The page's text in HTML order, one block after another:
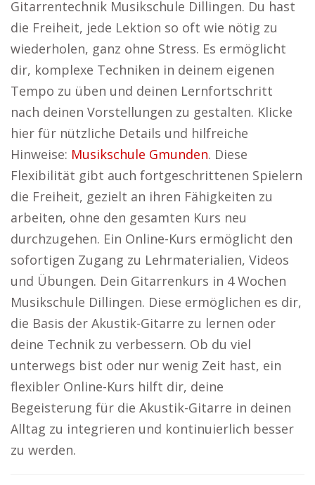
Gitarrentechnik Musikschule Dillingen. Du hast
die Freiheit, jede Lektion so oft wie nötig zu
wiederholen, ganz ohne Stress. Es ermöglicht
dir, komplexe Techniken in deinem eigenen
Tempo zu üben und deinen Lernfortschritt
nach deinen Vorstellungen zu gestalten. Klicke
hier für nützliche Details und hilfreiche
Hinweise: Musikschule Gmunden. Diese
Flexibilität gibt auch fortgeschrittenen Spielern
die Freiheit, gezielt an ihren Fähigkeiten zu
arbeiten, ohne den gesamten Kurs neu
durchzugehen. Ein Online-Kurs ermöglicht den
sofortigen Zugang zu Lehrmaterialien, Videos
und Übungen. Dein Gitarrenkurs in 4 Wochen
Musikschule Dillingen. Diese ermöglichen es dir,
die Basis der Akustik-Gitarre zu lernen oder
deine Technik zu verbessern. Ob du viel
unterwegs bist oder nur wenig Zeit hast, ein
flexibler Online-Kurs hilft dir, deine
Begeisterung für die Akustik-Gitarre in deinen
Alltag zu integrieren und kontinuierlich besser
zu werden.